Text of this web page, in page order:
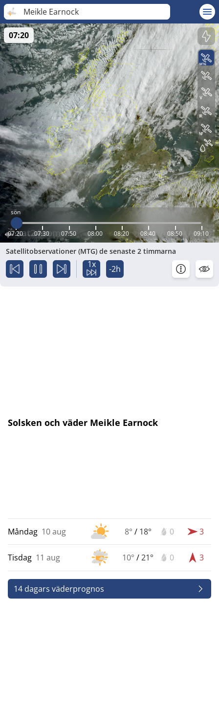
Meikle Earnock
sön
07:20 07:30 07:50 08:00 08:20 08:40 08:50 09:10
07:20
Satellitobservationer (MTG) de senaste 2 timmarna
1x -2h
Solsken och väder Meikle Earnock
Måndag 10 aug 8° / 18° 0 3
Tisdag 11 aug 10° /21° 0 3
14 dagars väderprognos